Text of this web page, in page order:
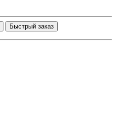
Быстрый заказ